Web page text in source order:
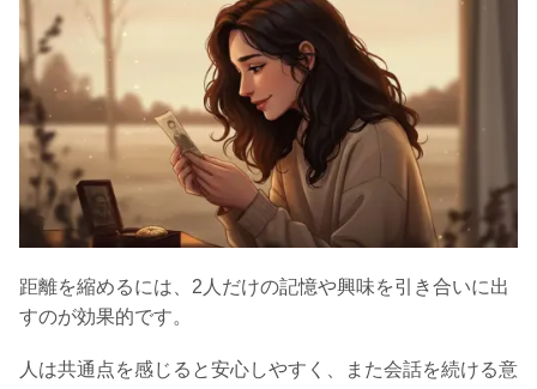
距離を縮めるには、2人だけの記憶や興味を引き合いに出
すのが効果的です。
人は共通点を感じると安心しやすく、また会話を続ける意